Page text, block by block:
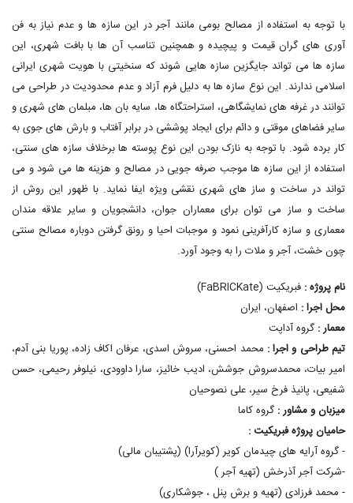
با توجه به استفاده از مصالح بومی مانند آجر در این سازه ها و عدم نیاز به فن
آوری های گران قیمت و پیچیده و همچنین تناسب آن ها با بافت شهری، این
سازه ها می تواند جایگزین سازه هایی شوند که سنخیتی با هویت شهری ایرانی
اسلامی ندارند. این نوع سازه ها به دلیل فرم آزاد و عدم محدودیت در طراحی می
توانند در غرفه های نمایشگاهی، استراحتگاه ها، سایه بان ها، مبلمان های شهری و
سایر فضاهای موقتی و دائم برای ایجاد پوششی در برابر آفتاب و بارش های جوی به
کار برده شود. با توجه به نازک بودن این نوع پوسته ها برخلاف سازه های سنتی،
استفاده از این سازه ها موجب صرفه جویی در مصالح و هزینه ها می شود و می
تواند در ساخت و ساز های شهری نقشی ویژه ایفا نماید. با ظهور این روش از
ساخت و ساز می توان برای معماران جوان، دانشجویان و سایر علاقه مندان
معماری و سازه کارآفرینی نمود و موجبات احیا و رونق گرفتن دوباره مصالح سنتی
چون خشت، آجر و ملات را به وجود آورد.
نام پروژه : فبریکیت (FaBRICKate)
محل اجرا : اصفهان، ایران
معمار : گروه آداپت
تیم طراحی و اجرا : محمد احسنی، سروش اسدی، عرفان اکاف زاده، پوریا بنی آدم،
امیر بیات، محمدسروش جوشش، ادیب خائیز، سارا داوودی، نیلوفر رحیمی، حسن
شفیعی، پانیذ فرخ سیر، علی نصوحیان
میزبان و مشاور : گروه کاما
حامیان پروژه فبریکیت :
- گروه آرایه های چیدمان کویر (کویرآرا) (پشتیبان مالی)
-شرکت آجر آذرخش (تهیه آجر )
- محمد فرزادی (تهیه و برش پنل ، جوشکاری)